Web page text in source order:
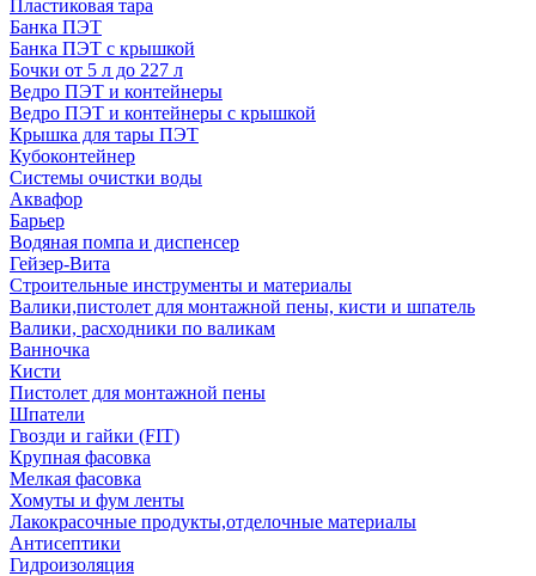
Пластиковая тара
Банка ПЭТ
Банка ПЭТ с крышкой
Бочки от 5 л до 227 л
Ведро ПЭТ и контейнеры
Ведро ПЭТ и контейнеры с крышкой
Крышка для тары ПЭТ
Кубоконтейнер
Системы очистки воды
Аквафор
Барьер
Водяная помпа и диспенсер
Гейзер-Вита
Строительные инструменты и материалы
Валики,пистолет для монтажной пены, кисти и шпатель
Валики, расходники по валикам
Ванночка
Кисти
Пистолет для монтажной пены
Шпатели
Гвозди и гайки (FIT)
Крупная фасовка
Мелкая фасовка
Хомуты и фум ленты
Лакокрасочные продукты,отделочные материалы
Антисептики
Гидроизоляция